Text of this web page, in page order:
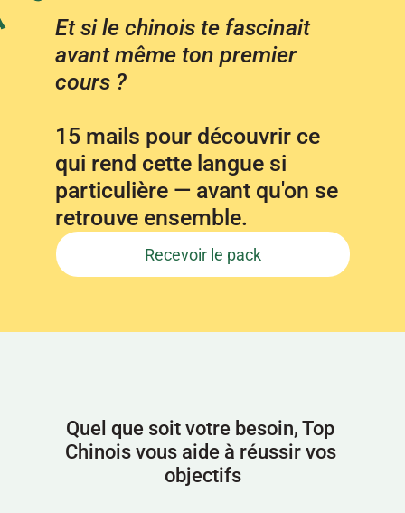
Et si le chinois te fascinait
avant même ton premier
cours ?
15 mails pour découvrir ce
qui rend cette langue si
particulière — avant qu'on se
retrouve ensemble.
Recevoir le pack
Quel que soit votre besoin, Top
Chinois vous aide à réussir vos
objectifs